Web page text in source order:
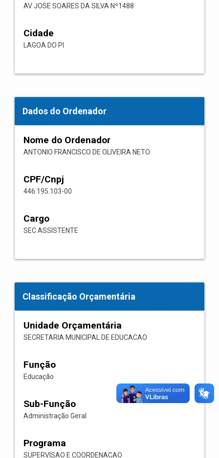
AV JOSE SOARES DA SILVA Nº1488
Cidade
LAGOA DO PI
Dados do Ordenador
Nome do Ordenador
ANTONIO FRANCISCO DE OLIVEIRA NETO
CPF/Cnpj
446.195.103-00
Cargo
SEC ASSISTENTE
Classificação Orçamentária
Unidade Orçamentária
SECRETARIA MUNICIPAL DE EDUCACAO
Função
Educação
Sub-Função
Administração Geral
Programa
SUPERVISAO E COORDENACAO